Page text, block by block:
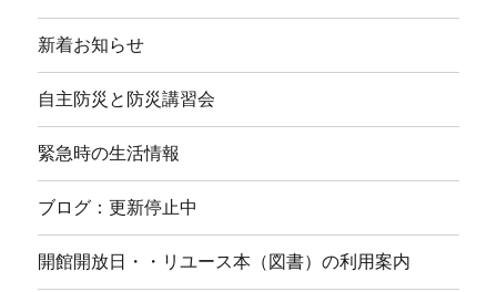
新着お知らせ
自主防災と防災講習会
緊急時の生活情報
ブログ：更新停止中
開館開放日・・リユース本（図書）の利用案内